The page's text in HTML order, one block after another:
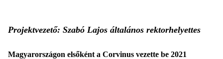
Projektvezető: Szabó Lajos általános rektorhelyettes
Magyarországon elsőként a Corvinus vezette be 2021